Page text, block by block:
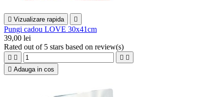
 Vizualizare rapida 
Pungi cadou LOVE 30x41cm
39,00 lei
Rated out of 5 stars based on review(s)
   
 Adauga in cos